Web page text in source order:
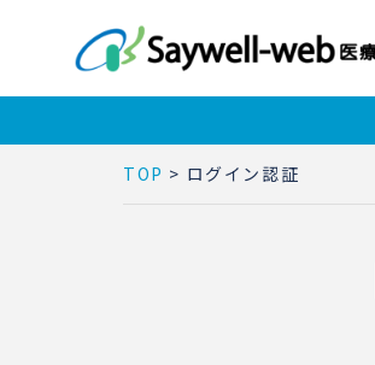
TOP > ログイン認証